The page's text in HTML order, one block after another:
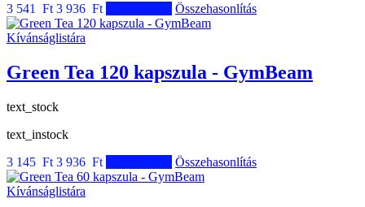
3 541 Ft 3 936 Ft Összehasonlítás
Kívánságlistára
Green Tea 120 kapszula - GymBeam
text_stock
text_instock
3 145 Ft 3 936 Ft Összehasonlítás
Kívánságlistára